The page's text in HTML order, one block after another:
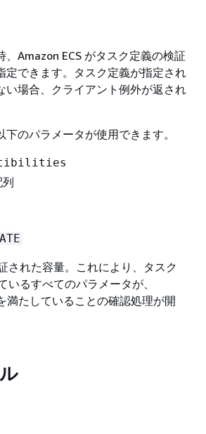
、Amazon ECS がタスク定義の検証
定できます。タスク定義が指定され
い場合、クライアント例外が返され
下のパラメータが使用できます。
列
された容量。これにより、タスク
いるすべてのパラメータが、
満たしていることの確認処理が開